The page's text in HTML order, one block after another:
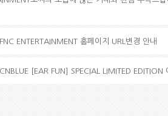
ENTERTAINMENT 홈페이지 URL변경 안내
[EAR FUN] SPECIAL LIMITED EDITION